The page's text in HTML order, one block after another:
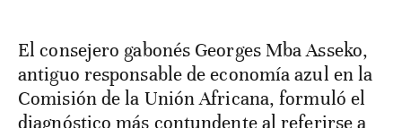
El consejero gabonés Georges Mba Asseko,
antiguo responsable de economía azul en la
Comisión de la Unión Africana, formuló el
diagnóstico más contundente al referirse a